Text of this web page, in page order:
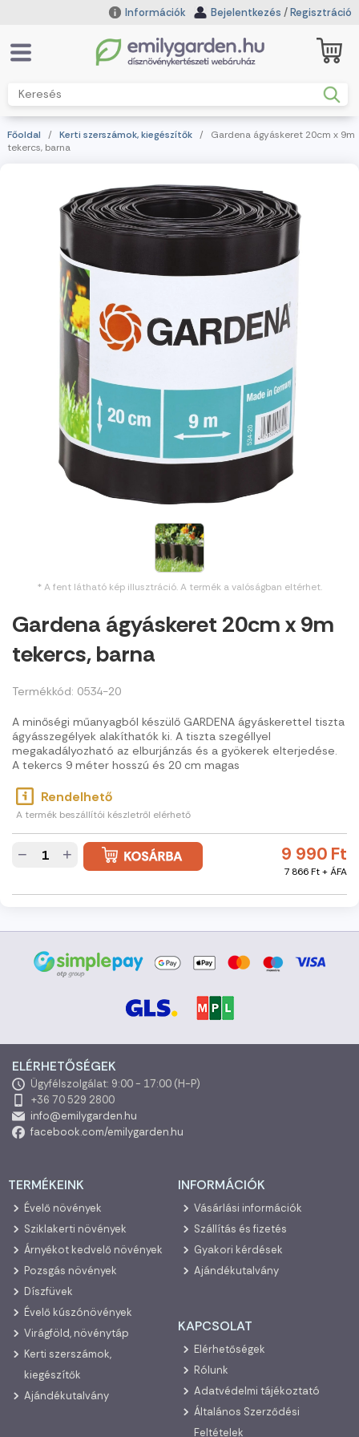
Információk Bejelentkezés /Regisztráció
Főoldal / Kerti szerszámok, kiegészítők / Gardena ágyáskeret 20cm x 9m
tekercs, barna
* A fent látható kép illusztráció. A termék a valóságban eltérhet.
Gardena ágyáskeret 20cm x 9m
tekercs, barna
Termékkód: 0534-20
A minőségi műanyagból készülő GARDENA ágyáskerettel tiszta
ágyásszegélyek alakíthatók ki. A tiszta szegéllyel
megakadályozható az elburjánzás és a gyökerek elterjedése.
A tekercs 9 méter hosszú és 20 cm magas
Rendelhető
A termék beszállítói készletről elérhető
9 990 Ft
7 866 Ft + ÁFA
− +
ELÉRHETŐSÉGEK
Ügyfélszolgálat: 9:00 - 17:00 (H-P)
+36 70 529 2800
info@emilygarden.hu
facebook.com/emilygarden.hu
TERMÉKEINK
Évelő növények
Sziklakerti növények
Árnyékot kedvelő növények
Pozsgás növények
Díszfüvek
Évelő kúszónövények
Virágföld, növénytáp
Kerti szerszámok,
kiegészítők
Ajándékutalvány
INFORMÁCIÓK
Vásárlási információk
Szállítás és fizetés
Gyakori kérdések
Ajándékutalvány
KAPCSOLAT
Elérhetőségek
Rólunk
Adatvédelmi tájékoztató
Általános Szerződési
Feltételek